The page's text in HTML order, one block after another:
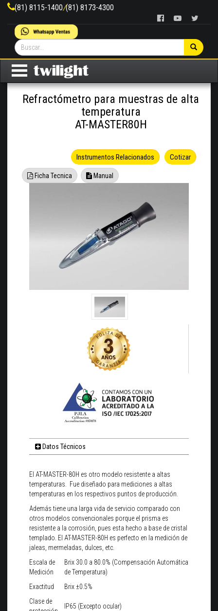
(81) 8115-1400/(81) 8173-4300
Refractómetro para muestras de alta
temperatura
AT-MASTER80H
Cotizar
Instrumentos Relacionados
Ficha Tecnica Manual
Datos Técnicos
El AT-MASTER-80H es otro modelo resistente a altas
temperaturas. Fue diseñado para mediciones a altas
temperaturas en los respectivos puntos de producción.
Además tiene una larga vida de servicio comparado con
otros modelos convencionales porque el prisma es
resistente a la corrosión, pues esta hecho a base de cristal
templado. El AT-MASTER-80H es perfecto en la medición de
jaleas, mermeladas, dulces, etc.
Escala de
Medición
Brix 30.0 a 80.0% (Compensación Automática
de Temperatura)
Exactitud
Brix ±0.5%
Clase de
IP65 (Excepto ocular)